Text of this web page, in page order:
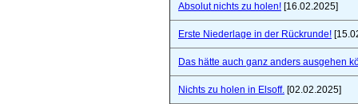
Absolut nichts zu holen! [16.02.2025]
Erste Niederlage in der Rückrunde!
Das hätte auch ganz anders ausgehen
Nichts zu holen in Elsoff. [02.02.2025]